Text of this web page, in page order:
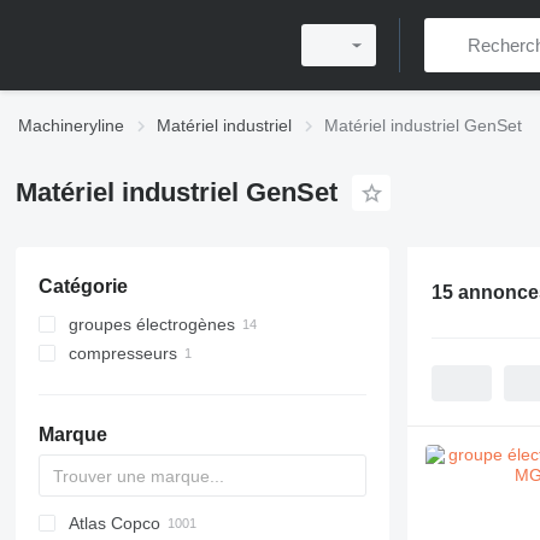
Machineryline Matériel industriel Matériel industriel GenSet
Matériel industriel GenSet
Catégorie
groupes électrogènes
groupes électrogènes diesel
compresseurs
Marque
PDS
APD
AB
Ensis
VZ
AG3
Atlas Copco
15